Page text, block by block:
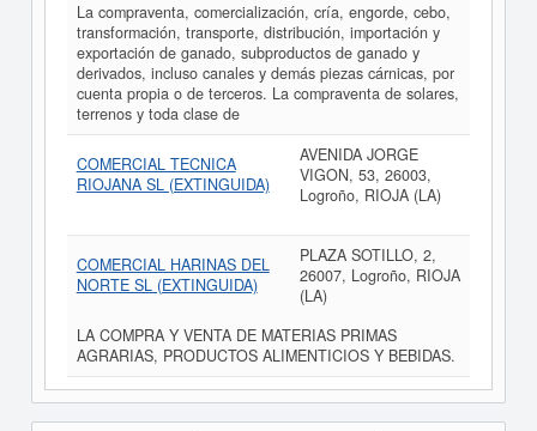
La compraventa, comercialización, cría, engorde, cebo,
transformación, transporte, distribución, importación y
exportación de ganado, subproductos de ganado y
derivados, incluso canales y demás piezas cárnicas, por
cuenta propia o de terceros. La compraventa de solares,
terrenos y toda clase de
COMERCIAL TECNICA
RIOJANA SL (EXTINGUIDA)
AVENIDA JORGE
VIGON, 53, 26003,
Logroño, RIOJA (LA)
COMERCIAL HARINAS DEL
NORTE SL (EXTINGUIDA)
PLAZA SOTILLO, 2,
26007, Logroño, RIOJA
(LA)
LA COMPRA Y VENTA DE MATERIAS PRIMAS
AGRARIAS, PRODUCTOS ALIMENTICIOS Y BEBIDAS.